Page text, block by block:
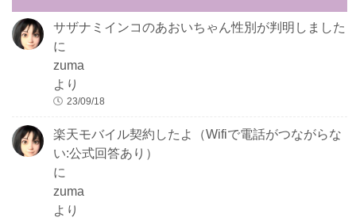
サザナミインコのあおいちゃん性別が判明しました
に
zuma
より
23/09/18
楽天モバイル契約したよ（Wifiで電話がつながらな
い:公式回答あり）
に
zuma
より